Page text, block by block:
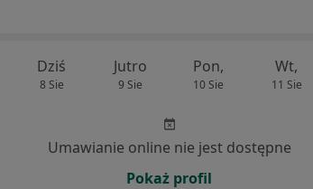
Dziś
8 Sie
Jutro
9 Sie
Pon,
10 Sie
Wt,
11 Sie
Umawianie online nie jest dostępne
Pokaż profil